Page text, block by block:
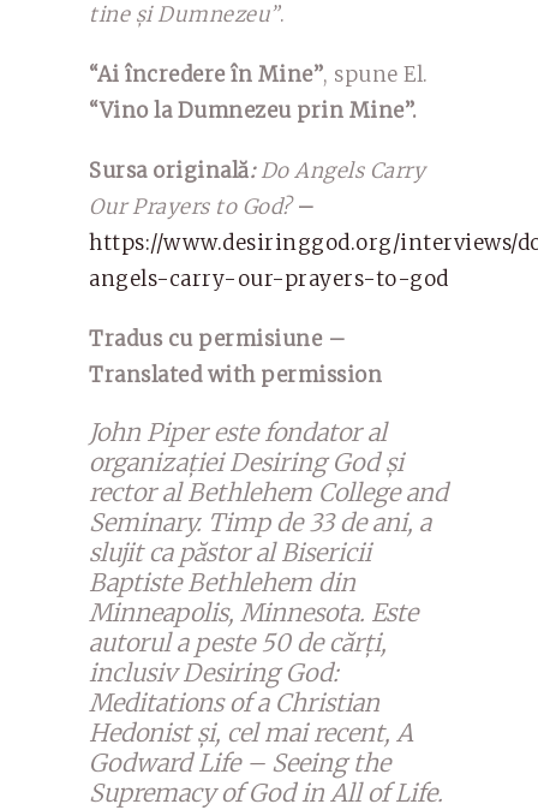
tine și Dumnezeu”.
“Ai încredere în Mine”, spune El.
“Vino la Dumnezeu prin Mine”.
Sursa originală:Do Angels Carry
Our Prayers to God?–
https://www.desiringgod.org/interviews/
angels-carry-our-prayers-to-god
Tradus cu permisiune –
Translated with permission
John Piper este fondator al
organizației Desiring God și
rector al Bethlehem College and
Seminary. Timp de 33 de ani, a
slujit ca păstor al Bisericii
Baptiste Bethlehem din
Minneapolis, Minnesota. Este
autorul a peste 50 de cărți,
inclusiv Desiring God:
Meditations of a Christian
Hedonist și, cel mai recent, A
Godward Life – Seeing the
Supremacy of God in All of Life.